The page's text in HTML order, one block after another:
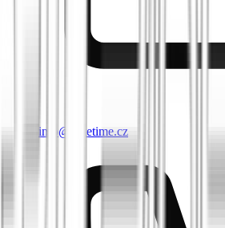
info@biketime.cz